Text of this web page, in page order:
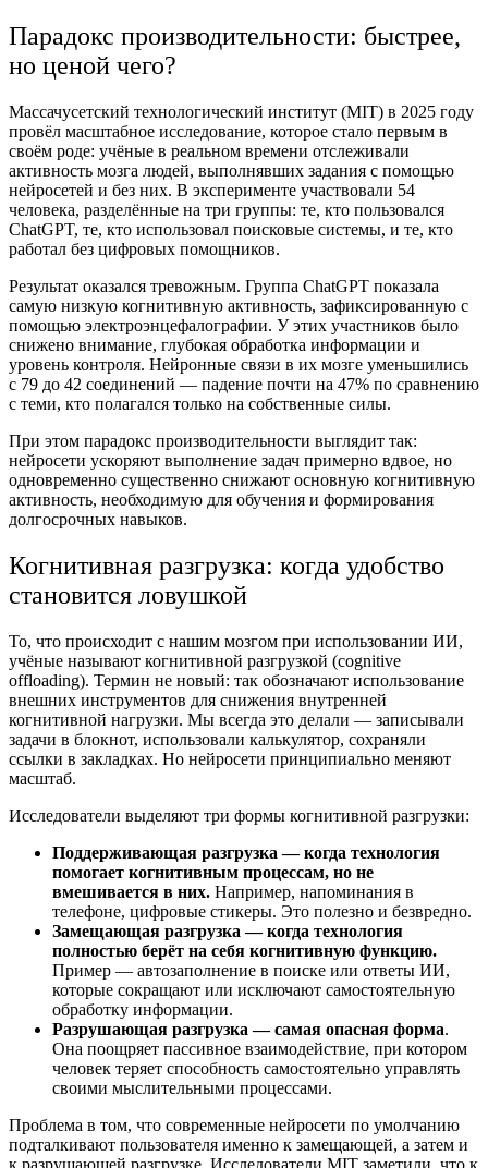
Парадокс производительности: быстрее,
но ценой чего?
Массачусетский технологический институт (MIT) в 2025 году
провёл масштабное исследование, которое стало первым в
своём роде: учёные в реальном времени отслеживали
активность мозга людей, выполнявших задания с помощью
нейросетей и без них. В эксперименте участвовали 54
человека, разделённые на три группы: те, кто пользовался
ChatGPT, те, кто использовал поисковые системы, и те, кто
работал без цифровых помощников.
Результат оказался тревожным. Группа ChatGPT показала
самую низкую когнитивную активность, зафиксированную с
помощью электроэнцефалографии. У этих участников было
снижено внимание, глубокая обработка информации и
уровень контроля. Нейронные связи в их мозге уменьшились
с 79 до 42 соединений — падение почти на 47% по сравнению
с теми, кто полагался только на собственные силы.
При этом парадокс производительности выглядит так:
нейросети ускоряют выполнение задач примерно вдвое, но
одновременно существенно снижают основную когнитивную
активность, необходимую для обучения и формирования
долгосрочных навыков.
Когнитивная разгрузка: когда удобство
становится ловушкой
То, что происходит с нашим мозгом при использовании ИИ,
учёные называют когнитивной разгрузкой (cognitive
offloading). Термин не новый: так обозначают использование
внешних инструментов для снижения внутренней
когнитивной нагрузки. Мы всегда это делали — записывали
задачи в блокнот, использовали калькулятор, сохраняли
ссылки в закладках. Но нейросети принципиально меняют
масштаб.
Исследователи выделяют три формы когнитивной разгрузки:
Поддерживающая разгрузка — когда технология
помогает когнитивным процессам, но не
вмешивается в них. Например, напоминания в
телефоне, цифровые стикеры. Это полезно и безвредно.
Замещающая разгрузка — когда технология
полностью берёт на себя когнитивную функцию.
Пример — автозаполнение в поиске или ответы ИИ,
которые сокращают или исключают самостоятельную
обработку информации.
Разрушающая разгрузка — самая опасная форма.
Она поощряет пассивное взаимодействие, при котором
человек теряет способность самостоятельно управлять
своими мыслительными процессами.
Проблема в том, что современные нейросети по умолчанию
подталкивают пользователя именно к замещающей, а затем и
к разрушающей разгрузке. Исследователи MIT заметили, что к